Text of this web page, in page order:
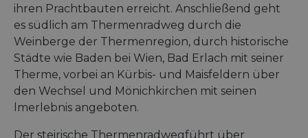
ihren Prachtbauten erreicht. Anschließend geht
es südlich am Thermenradweg durch die
Weinberge der Thermenregion, durch historische
Städte wie Baden bei Wien, Bad Erlach mit seiner
Therme, vorbei an Kürbis- und Maisfeldern über
den Wechsel und Mönichkirchen mit seinen
lmerlebnis angeboten.
Der steirische Thermenradwegführt über